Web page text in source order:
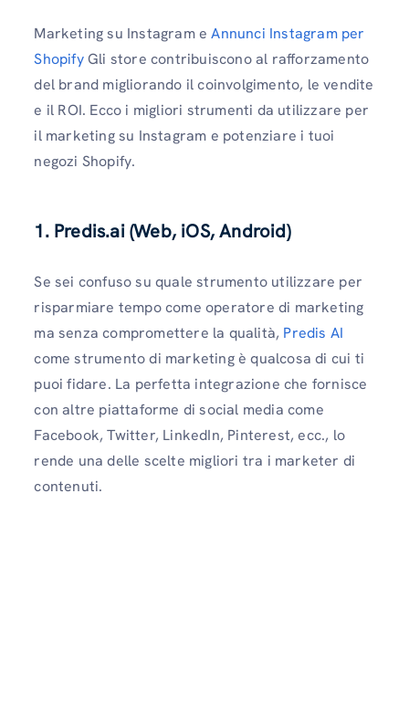
Marketing su Instagram eAnnunci Instagram per
ShopifyGli store contribuiscono al rafforzamento
del brand migliorando il coinvolgimento, le vendite
e il ROI. Ecco i migliori strumenti da utilizzare per
il marketing su Instagram e potenziare i tuoi
negozi Shopify.
1. Predis.ai (Web, iOS, Android)
Se sei confuso su quale strumento utilizzare per
risparmiare tempo come operatore di marketing
ma senza compromettere la qualità, Predis AI
come strumento di marketing è qualcosa di cui ti
puoi fidare. La perfetta integrazione che fornisce
con altre piattaforme di social media come
Facebook, Twitter, LinkedIn, Pinterest, ecc., lo
rende una delle scelte migliori tra i marketer di
contenuti.